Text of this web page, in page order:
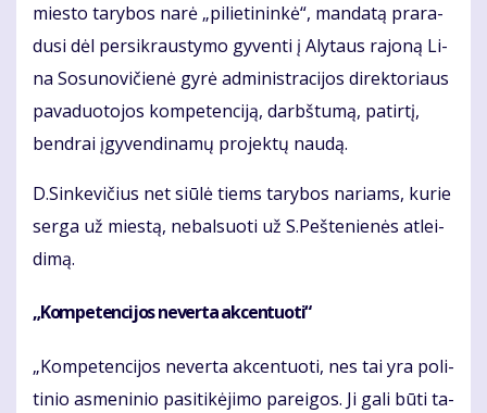
mies­to ta­ry­bos na­rė „pi­lie­ti­nin­kė“, man­da­tą pra­ra­
du­si dėl per­si­kraus­ty­mo gy­ven­ti į Aly­taus ra­jo­ną Li­
na So­su­no­vi­čie­nė gy­rė ad­mi­nist­ra­ci­jos di­rek­to­riaus
pa­va­duo­to­jos kom­pe­ten­ci­ją, darbš­tu­mą, pa­tir­tį,
ben­drai įgy­ven­di­na­mų pro­jek­tų nau­dą.
D.Sin­ke­vi­čius net siū­lė tiems ta­ry­bos na­riams, ku­rie
ser­ga už mies­tą, ne­bal­suo­ti už S.Peš­te­nie­nės at­lei­
di­mą.
„Kom­pe­ten­ci­jos ne­ver­ta ak­cen­tuo­ti“
„Kom­pe­ten­ci­jos ne­ver­ta ak­cen­tuo­ti, nes tai yra po­li­
ti­nio as­me­ni­nio pa­si­ti­kė­ji­mo pa­rei­gos. Ji ga­li bū­ti ta­